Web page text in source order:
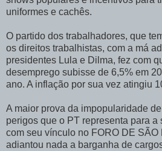
uniformes e cachês.
O partido dos trabalhadores, que
os direitos trabalhistas, com a má
presidentes Lula e Dilma, fez com
desemprego subisse de 6,5% em
ano. A inflação por sua vez atingiu
A maior prova da impopularidade
perigos que o PT representa para
com seu vínculo no FORO DE SÃO
adiantou nada a barganha de